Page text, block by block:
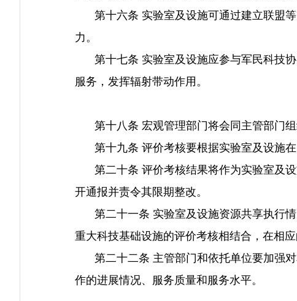
第十六条 实验室及设施可通过建立联盟等
力。
第十七条 实验室及设施应参与军民科技协
服务，发挥辐射带动作用。
第十八条 宏观管理部门将会同主管部门组
第十九条 评价考核要根据实验室及设施在
第二十条 评价考核结果将作为实验室及设
开通报并责令其限期整改。
第二十一条 实验室及设施资源共享执行情
重大科技基础设施的评价考核相结合，在相
第二十二条 主管部门和依托单位要加强对
作的进展情况、服务质量和服务水平。